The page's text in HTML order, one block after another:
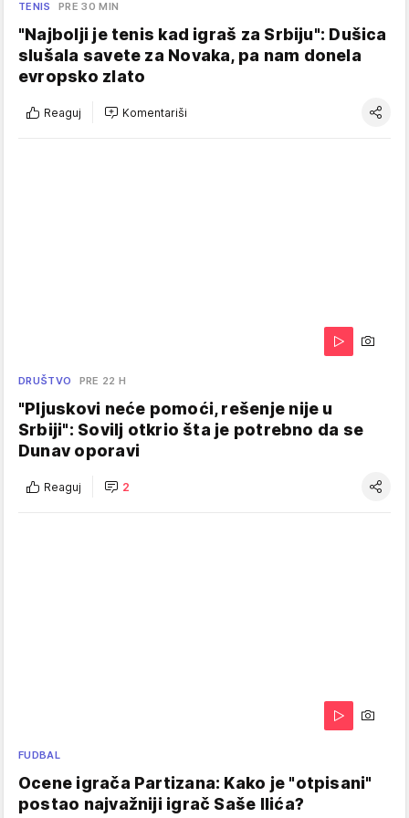
TENIS PRE 30 MIN
"Najbolji je tenis kad igraš za Srbiju": Dušica
slušala savete za Novaka, pa nam donela
evropsko zlato
Reaguj Komentariši
DRUŠTVO PRE 22 H
"Pljuskovi neće pomoći, rešenje nije u
Srbiji": Sovilj otkrio šta je potrebno da se
Dunav oporavi
Reaguj 2
FUDBAL
Ocene igrača Partizana: Kako je "otpisani"
postao najvažniji igrač Saše Ilića?